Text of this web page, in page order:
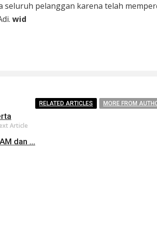
pelanggan karena telah
wid
Article
dan ...
RELATED ARTICLES MORE FROM